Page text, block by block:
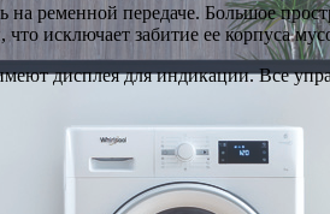
ременной передаче. Большое
исключает забитие ее корпуса
дисплея для индикации. Все